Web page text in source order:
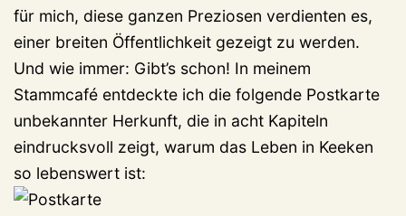
für mich, diese ganzen Preziosen verdienten es,
einer breiten Öffentlichkeit gezeigt zu werden.
Und wie immer: Gibt’s schon! In meinem
Stammcafé entdeckte ich die folgende Postkarte
unbekannter Herkunft, die in acht Kapiteln
eindrucksvoll zeigt, warum das Leben in Keeken
so lebenswert ist: